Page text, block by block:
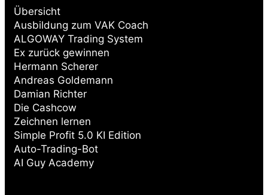
Übersicht
Ausbildung zum VAK Coach
ALGOWAY Trading System
Ex zurück gewinnen
Hermann Scherer
Andreas Goldemann
Damian Richter
Die Cashcow
Zeichnen lernen
Simple Profit 5.0 KI Edition
Auto-Trading-Bot
AI Guy Academy